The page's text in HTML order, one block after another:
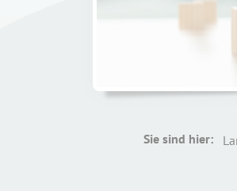
Sie sind hier: